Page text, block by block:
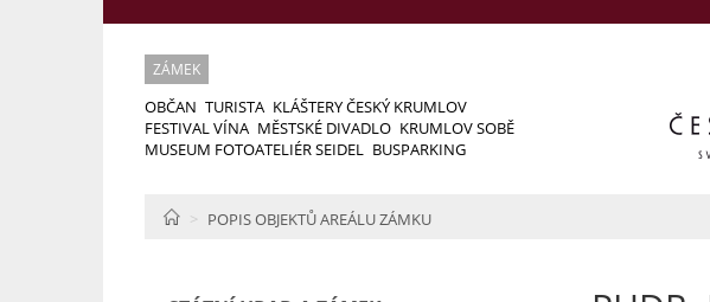
ZÁMEK
OBČAN TURISTA KLÁŠTERY ČESKÝ KRUMLOV
FESTIVAL VÍNA MĚSTSKÉ DIVADLO KRUMLOV SOBĚ
MUSEUM FOTOATELIÉR SEIDEL BUSPARKING
HOMEPOPIS OBJEKTŮ AREÁLU ZÁMKU